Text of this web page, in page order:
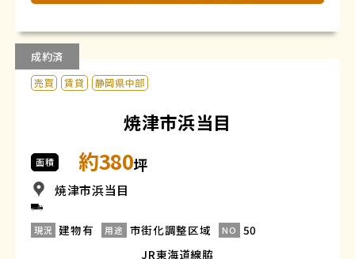
成約済
売買 賃貸 静岡県中部
焼津市浜当目
面積 約380坪
焼津市浜当目
現況 建物有 用途 市街化調整区域 NO
50
JR東海道線脇